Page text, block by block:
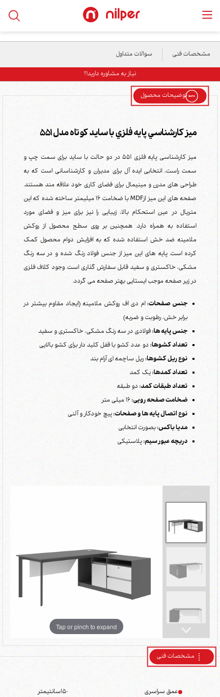
خانه/ میز و فایلینگ /ميز کارشناسي پايه فلزي با ساید کوتاه مدل 551
مشخصات فنی سوالات متداول
نیاز به مشاوره دارید!؟
توضیحات محصول
ميز کارشناسي پايه فلزي با ساید کوتاه مدل 551
میز کارشناسی پایه فلزی 551 در دو حالت با ساید برای سمت چپ و
سمت راست، انتخابی ایده آل برای مدیران و کارشناسانی است که به
طراحی های مدرن و مینیمال برای فضای کاری خود علاقه مند هستند.
صفحه های این میز ازMDF با ضخامت 16 میلیمتر ساخته شده که این
متریال در عین استحکام بالا، زیبایی را نیز برای میز و فضای مورد
استفاده به همراه دارد. همچنین بر روی سطح محصول از روکش
ملامینه ضد خش استفاده شده که به افزایش دوام محصول کمک
کرده است. پایه های این میز از جنس فولاد رنگ شده و در سه رنگ
مشکی، خاکستری و سفید قابل سفارش گذاری است. وجود کلاف فلزی
در زیر صفحه موجب ایستایی بهتر صفحه می گردد.
جنس صفحات:ام دی اف روکش ملامینه (ایجاد مقاوم بیشتر در
برابر خش، رطوبت و ضربه)
جنس پایه ها:فولادی در سه رنگ مشکی، خاکستری و سفید
تعداد کشوها: دو عدد کشو با قفل کلید دار برای کشو بالایی
نوع ریل کشوها:ریل ساچمه ای آرام بند
تعداد کمدها:یک کمد
تعداد طبقات کمد: دو طبقه
ضخامت صفحه رویی:
نوع اتصال پایه ها و صفحات:پیچ خودکار و آلنی
مدیا باکس:بصورت انتخابی
دریچه عبور سیم:پلاستیکی
Tap or pinch to expand
مشخصات فنی
عمق سراسری 150سانتیمتر